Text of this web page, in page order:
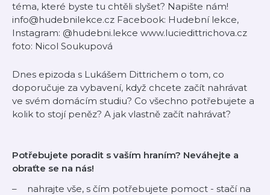
téma, které byste tu chtěli slyšet? Napište nám!
info@hudebnilekce.cz Facebook: Hudební lekce,
Instagram: @hudebni.lekce www.luciedittrichova.cz
foto: Nicol Soukupová
Dnes epizoda s Lukášem Dittrichem o tom, co
doporučuje za vybavení, když chcete začít nahrávat
ve svém domácím studiu? Co všechno potřebujete a
kolik to stojí peněz? A jak vlastně začít nahrávat?
Potřebujete poradit s vaším hraním? Neváhejte a
obraťte se na nás!
nahrajte vše, s čím potřebujete pomoct - stačí na